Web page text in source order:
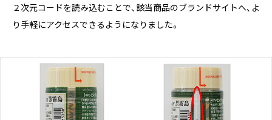
２次元コードを読み込むことで、該当商品のブランドサイトへ、よ
り手軽にアクセスできるようになりました。